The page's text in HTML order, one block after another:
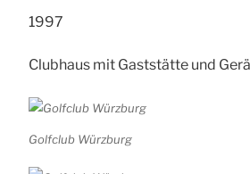
1997
Clubhaus mit Gaststätte und
Golfclub Würzburg